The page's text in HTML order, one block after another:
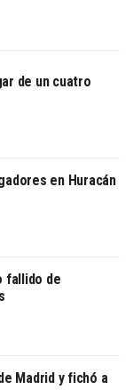
de un cuatro
en Huracán
fallido de
Madrid y fichó a